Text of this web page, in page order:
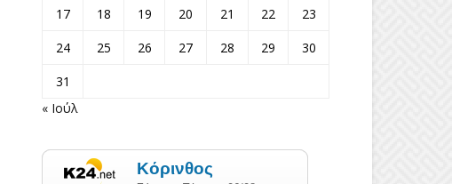
17
18 19 20 21 22
23
24
25 26 27 28 29
30
31
« Ιούλ